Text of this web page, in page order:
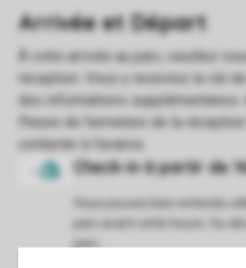
Vous pouvez bien entendu
parc avant cette heure. Ou
parc.